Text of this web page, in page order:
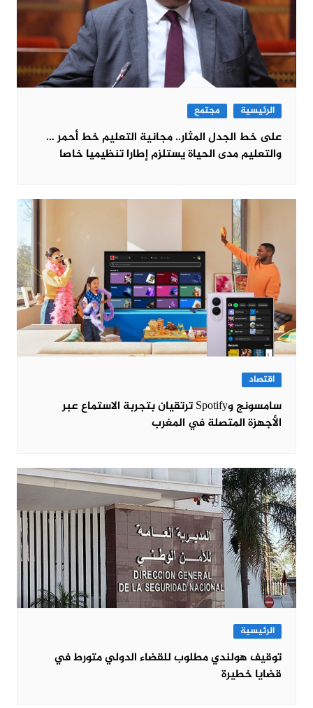
الرئيسية مجتمع
على خط الجدل المثار.. مجانية التعليم خط أحمر …
والتعليم مدى الحياة يستلزم إطارا تنظيميا خاصا
اقتصاد
سامسونج وSpotify ترتقيان بتجربة الاستماع عبر
الأجهزة المتصلة في المغرب
الرئيسية
توقيف هولندي مطلوب للقضاء الدولي متورط في
قضايا خطيرة